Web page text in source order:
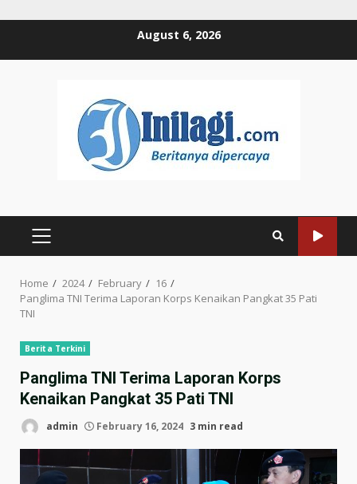
August 6, 2026
PRIMARY
Home 2024 February
16
Panglima TNI Terima Laporan Korps Kenaikan Pangkat 35 Pati
TNI
Berita Terkini
Panglima TNI Terima Laporan Korps
Kenaikan Pangkat 35 Pati TNI
admin February 16, 2024 3 min read